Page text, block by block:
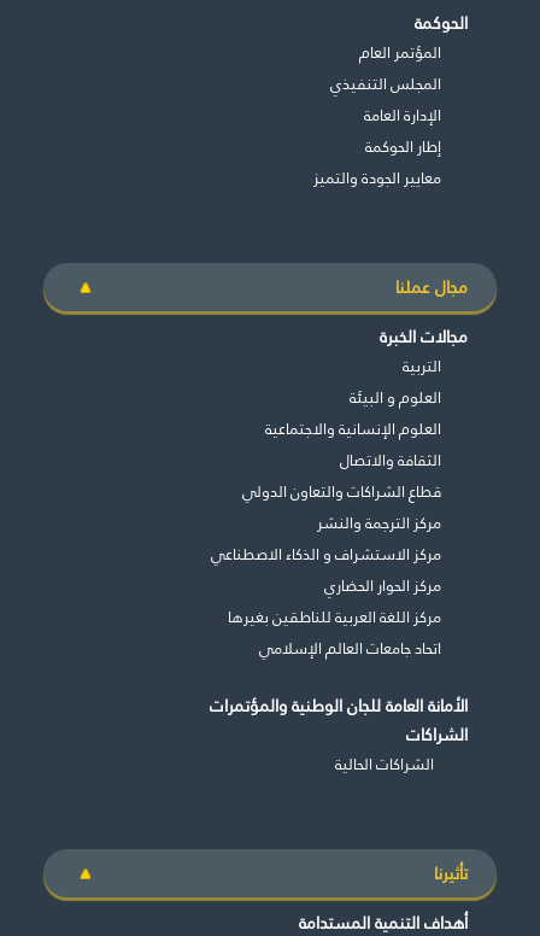
الحوكمة
المؤتمر العام
المجلس التنفيذي
اﻹدارة العامة
إطار الحوكمة
معايير الجودة والتميز
مجال عملنا
مجالات الخبرة
التربية
العلوم و البيئة
العلوم الإنسانية والاجتماعية
الثقافة والاتصال
قطاع الشراكات والتعاون الدولي
مركز الترجمة والنشر
مركز الاستشراف و الذكاء الاصطناعي
مركز الحوار الحضاري
مركز اللغة العربية للناطقين بغيرها
اتحاد جامعات العالم الإسلامي
الأمانة العامة للجان الوطنية والمؤتمرات
الشراكات
الشراكات الحالية
تأثيرنا
أهداف التنمية المستدامة